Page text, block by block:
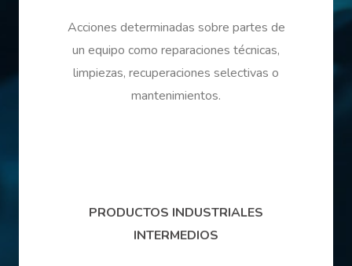
Acciones determinadas sobre partes de
un equipo como reparaciones técnicas,
limpiezas, recuperaciones selectivas o
mantenimientos.
PRODUCTOS INDUSTRIALES
INTERMEDIOS